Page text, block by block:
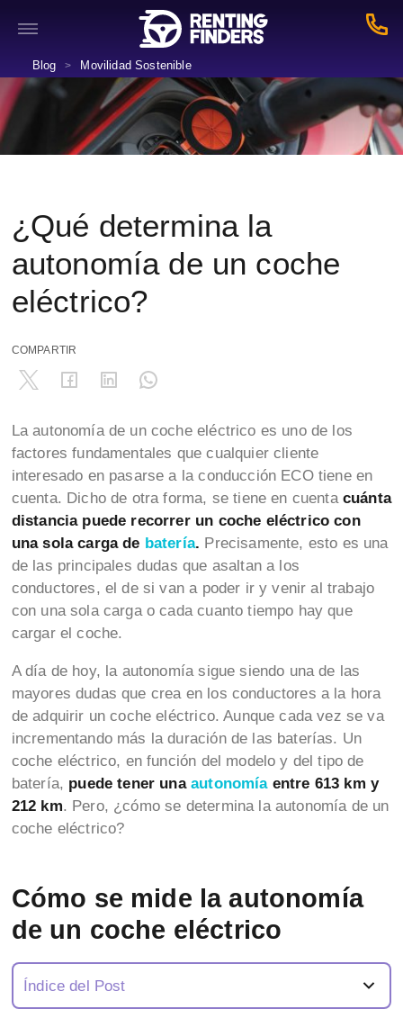
Blog > Movilidad Sostenible
¿Qué determina la
autonomía de un coche
eléctrico?
COMPARTIR
La autonomía de un coche eléctrico es uno de los
factores fundamentales que cualquier cliente
interesado en pasarse a la conducción ECO tiene en
cuenta. Dicho de otra forma, se tiene en cuenta cuánta
distancia puede recorrer un coche eléctrico con
una sola carga de batería. Precisamente, esto es una
de las principales dudas que asaltan a los
conductores, el de si van a poder ir y venir al trabajo
con una sola carga o cada cuanto tiempo hay que
cargar el coche.
A día de hoy, la autonomía sigue siendo una de las
mayores dudas que crea en los conductores a la hora
de adquirir un coche eléctrico. Aunque cada vez se va
incrementando más la duración de las baterías. Un
coche eléctrico, en función del modelo y del tipo de
batería, puede tener unaautonomíaentre 613 km y
212 km. Pero, ¿cómo se determina la autonomía de un
coche eléctrico?
Cómo se mide la autonomía
de un coche eléctrico
Índice del Post